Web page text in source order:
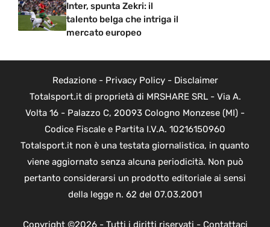
Inter, spunta Zekri: il
talento belga che intriga il
mercato europeo
Redazione- Privacy Policy- Disclaimer
Totalsport.it di proprietà di MRSHARE SRL - Via A.
Volta 16 - Palazzo C, 20093 Cologno Monzese (MI) -
Codice Fiscale e Partita I.V.A. 10216150960
Totalsport.it non è una testata giornalistica, in quanto
viene aggiornato senza alcuna periodicità. Non può
pertanto considerarsi un prodotto editoriale ai sensi
della legge n. 62 del 07.03.2001
Copyright ©2026 - Tutti i diritti riservati - Contattaci